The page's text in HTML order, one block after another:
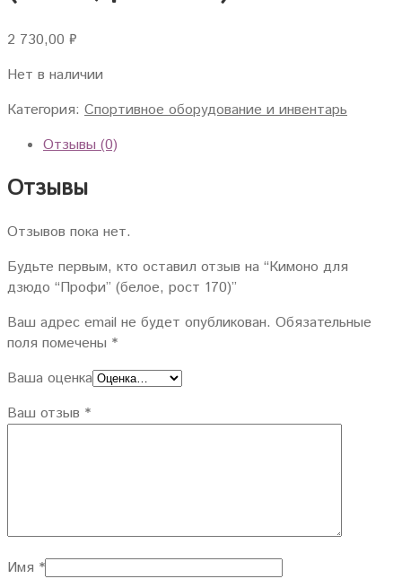
2 730,00 ₽
Нет в наличии
Категория: Спортивное оборудование и инвентарь
Отзывы (0)
Отзывы
Отзывов пока нет.
Будьте первым, кто оставил отзыв на “Кимоно для
дзюдо “Профи” (белое, рост 170)”
Ваш адрес email не будет опубликован. Обязательные
поля помечены *
Ваша оценка
Ваш отзыв *
Имя *